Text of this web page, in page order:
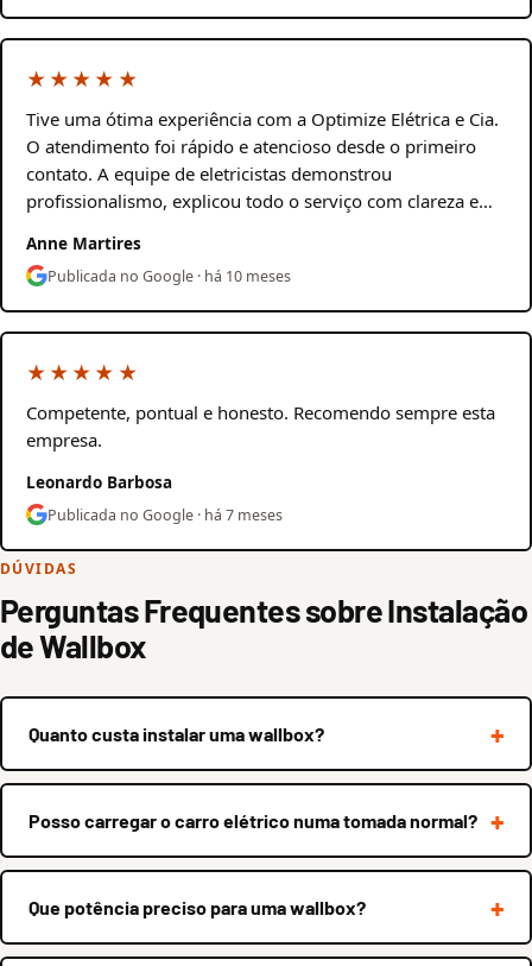
★★★★★
Tive uma ótima experiência com a Optimize Elétrica e Cia.
O atendimento foi rápido e atencioso desde o primeiro
contato. A equipe de eletricistas demonstrou
profissionalismo, explicou todo o serviço com clareza e…
Anne Martires
Publicada no Google · há 10 meses
★★★★★
Competente, pontual e honesto. Recomendo sempre esta
empresa.
Leonardo Barbosa
Publicada no Google · há 7 meses
DÚVIDAS
Perguntas Frequentes sobre Instalação
de Wallbox
Quanto custa instalar uma wallbox?
Posso carregar o carro elétrico numa tomada normal?
Que potência preciso para uma wallbox?